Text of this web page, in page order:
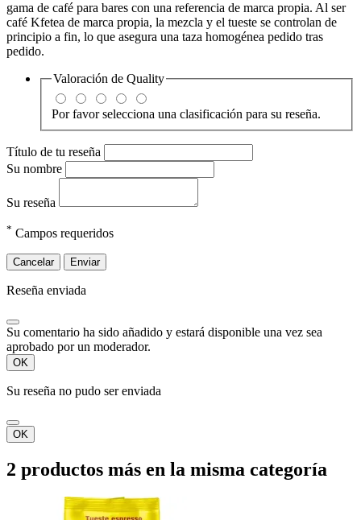
gama de café para bares con una referencia de marca propia. Al ser
café Kfetea de marca propia, la mezcla y el tueste se controlan de
principio a fin, lo que asegura una taza homogénea pedido tras
pedido.
Valoración de Quality
Por favor selecciona una clasificación para su reseña.
Título de tu reseña
Su nombre
Su reseña
* Campos requeridos
Cancelar Enviar
Reseña enviada
Su comentario ha sido añadido y estará disponible una vez sea
aprobado por un moderador.
OK
Su reseña no pudo ser enviada
OK
2 productos más en la misma categoría